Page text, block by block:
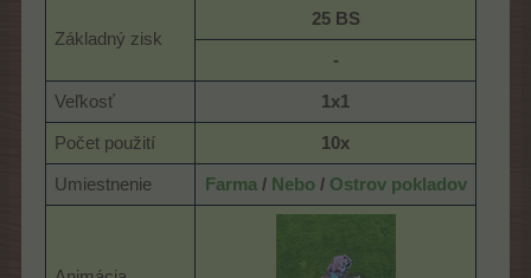
Základný zisk
25 BS
-
Veľkosť 1x1
Počet použití 10x
Umiestnenie Farma/ Nebo / Ostrov pokladov